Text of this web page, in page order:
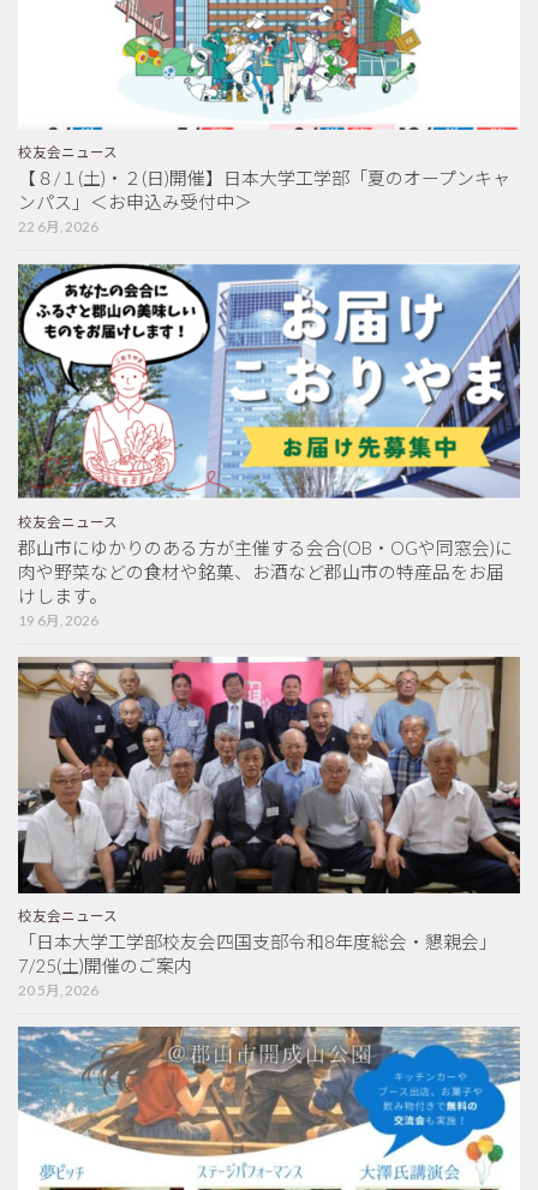
校友会ニュース
【８/１(土)・２(日)開催】日本大学工学部「夏のオープンキャ
ンパス」＜お申込み受付中＞
22 6月, 2026
校友会ニュース
郡山市にゆかりのある方が主催する会合(OB・OGや同窓会)に
肉や野菜などの食材や銘菓、お酒など郡山市の特産品をお届
けします。
19 6月, 2026
校友会ニュース
「日本大学工学部校友会四国支部令和8年度総会・懇親会」
7/25(土)開催のご案内
20 5月, 2026